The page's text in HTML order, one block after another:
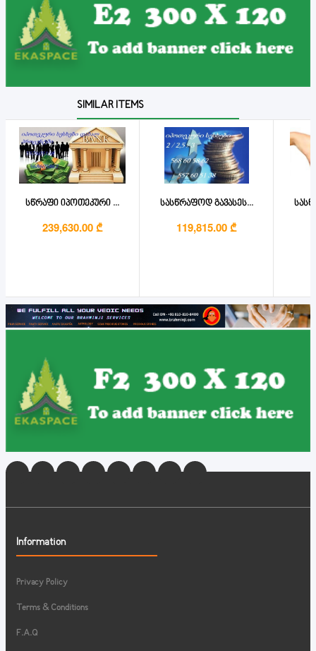
SIMILAR ITEMS
სწრაფი იპოთეკური ...
239,630.00 ₾
სასწრაფოდ გავასეს...
119,815.00 ₾
Information
Privacy Policy
Terms & Conditions
F.A.Q